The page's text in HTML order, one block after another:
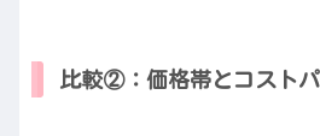
比較②：価格帯とコスト